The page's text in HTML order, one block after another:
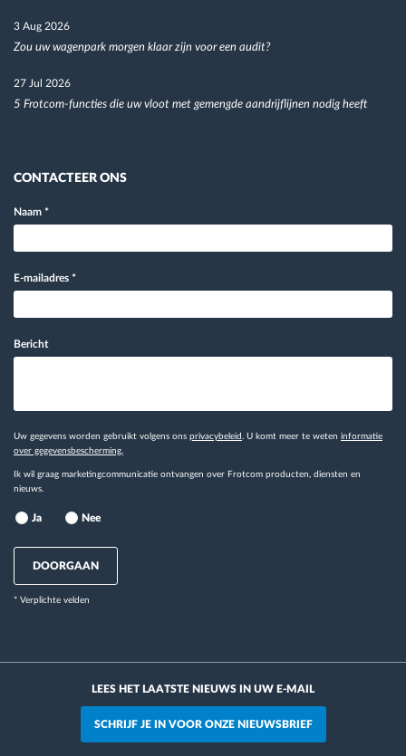
3 Aug 2026
Zou uw wagenpark morgen klaar zijn voor een audit?
27 Jul 2026
5 Frotcom-functies die uw vloot met gemengde aandrijflijnen nodig heeft
CONTACTEER ONS
Naam *
E-mailadres *
Bericht
Uw gegevens worden gebruikt volgens ons privacybeleid . U komt meer te weten informatie
over gegevensbescherming.
Ik wil graag marketingcommunicatie ontvangen over Frotcom producten, diensten en
nieuws.
Ja Nee
DOORGAAN
* Verplichte velden
LEES HET LAATSTE NIEUWS IN UW E-MAIL
SCHRIJF JE IN VOOR ONZE NIEUWSBRIEF